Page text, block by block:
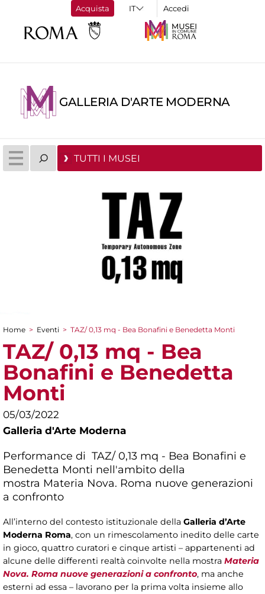
Acquista Accedi
GALLERIA D'ARTE MODERNA
TUTTI I MUSEI
Tu sei qui
Home > Eventi > TAZ/ 0,13 mq - Bea Bonafini e Benedetta Monti
TAZ/ 0,13 mq - Bea
Bonafini e Benedetta
Monti
05/03/2022
Galleria d'Arte Moderna
Performance di TAZ/ 0,13 mq - Bea Bonafini e
Benedetta Monti nell'ambito della
mostra Materia Nova. Roma nuove generazioni
a confronto
All’interno del contesto istituzionale della Galleria d’Arte
Moderna Roma, con un rimescolamento inedito delle carte
in gioco, quattro curatori e cinque artisti – appartenenti ad
alcune delle differenti realtà coinvolte nella mostra Materia
Nova. Roma nuove generazioni a confronto, ma anche
esterni ad essa – lavorano per la prima volta insieme allo